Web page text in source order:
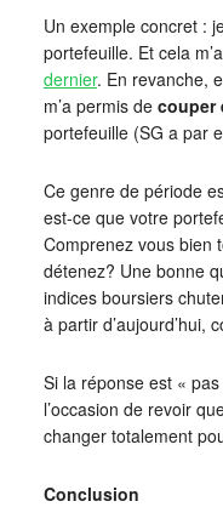
Un exemple concret :
portefeuille. Et cela
dernier. En revanche,
m’a permis de couper
portefeuille (SG a par
Ce genre de période
est-ce que votre
Comprenez vous bien
détenez? Une bonne
indices boursiers
à partir d’aujourd’hui,
Si la réponse est «
l’occasion de revoir
changer totalement
Conclusion